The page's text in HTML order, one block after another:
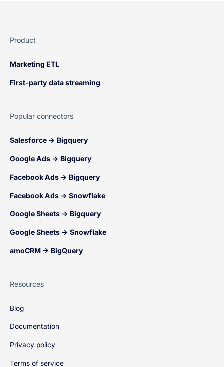
Product
Marketing ETL
First-party data streaming
Popular connectors
Salesforce → Bigquery
Google Ads → Bigquery
Facebook Ads → Bigquery
Facebook Ads → Snowflake
Google Sheets → Bigquery
Google Sheets → Snowflake
amoCRM → BigQuery
Resources
Blog
Documentation
Privacy policy
Terms of service